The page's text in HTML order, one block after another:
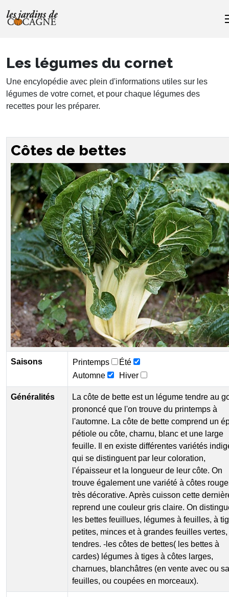
Les légumes du cornet
Une encylopédie avec plein d'informations utiles sur les
légumes de votre cornet, et pour chaque légumes des
recettes pour les préparer.
Côtes de bettes
Saisons Printemps
Été
Automne
Hiver
Généralités
La côte de bette est un légume tendre au
prononcé que l'on trouve du printemps à
l'automne. La côte de bette comprend un
pétiole ou côte, charnu, blanc et une large
feuille. Il en existe différentes variétés
qui se distinguent par leur coloration,
l'épaisseur et la longueur de leur côte. On
trouve également une variété à côtes
très décorative. Après cuisson cette
reprend une couleur gris claire. On
les bettes feuillues, légumes à feuilles, à
petites, minces et à grandes feuilles vertes,
tendres. -les côtes de bettes( les bettes à
cardes) légumes à tiges à côtes larges,
charnues, blanchâtres (en vente avec ou
feuilles, ou coupées en morceaux).